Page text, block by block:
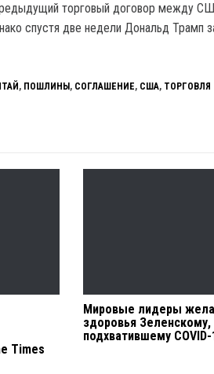
торговый договор между
спустя две недели Дональд Трамп
, ПОШЛИНЫ , СОГЛАШЕНИЕ, США, ТОРГОВЛЯ
Times
Мировые лидеры
здоровья Зеленскому,
подхватившему COVID-